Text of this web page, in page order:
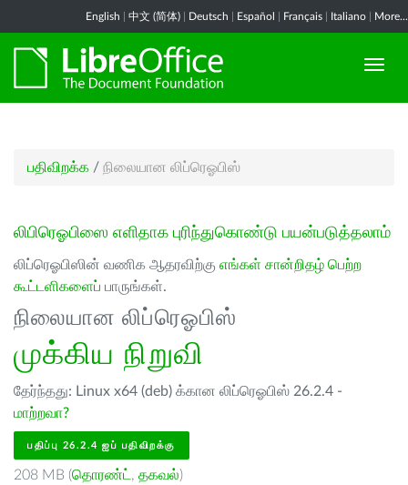
English 中文 (简体) Deutsch Español Français Italiano More...
பதிவிறக்க / நிலையான லிப்ரெஓபிஸ்
லிபிரெஓபிஸை எளிதாக புரிந்துகொண்டு பயன்படுத்தலாம்
லிப்ரெஓபிஸின் வணிக ஆதரவிற்கு எங்கள் சான்றிதழ் பெற்ற
கூட்டளிகளைப் பாருங்கள்.
நிலையான லிப்ரெஓபிஸ்
முக்கிய நிறுவி
தேர்ந்தது: Linux x64 (deb) க்கான லிப்ரெஓபிஸ் 26.2.4 -
மாற்றவா?
பதிப்பு 26.2.4 ஐப் பதிவிறக்கு
208 MB (தொரண்ட் , தகவல்)